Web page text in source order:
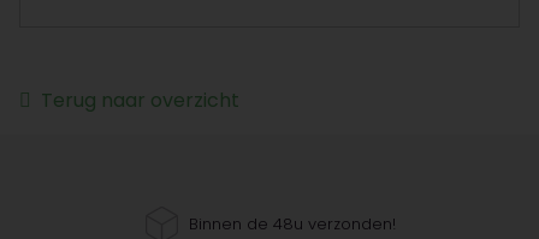
Terug naar overzicht
Binnen de 48u verzonden!